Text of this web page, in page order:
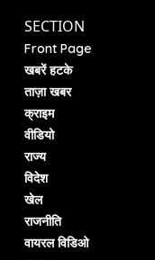
SECTION
Front Page
खबरें हटके
ताज़ा खबर
क्राइम
वीडियो
राज्य
विदेश
खेल
राजनीति
वायरल विडिओ